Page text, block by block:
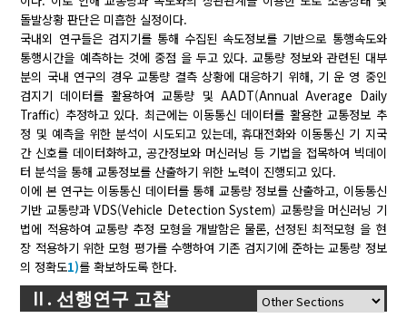
돌발상황 판단은 미흡한 실정이다.
국내외 연구들은 검지기를 통해 수집된 속도정보를 기반으로 통행속도와
통행시간을 예측하는 것에 중점 을 두고 있다. 교통량 정보와 관련된 대부
분의 국내 연구의 경우 교통량 결측 상황에 대응하기 위해, 기 운 영 중인
검지기 데이터를 활용하여 교통량 및 AADT(Annual Average Daily
Traffic) 추정하고 있다. 최근에는 이동통신 데이터를 활용한 교통정보 추
정 및 예측을 위한 분석이 시도되고 있는데, 휴대전화와 이동통신 기 지국
간 신호를 데이터화하고, 공간정보와 머신러닝 등 기법을 접목하여 빅데이
터 분석을 통해 교통정보를 산출하기 위한 노력이 진행되고 있다.
이에 본 연구는 이동통신 데이터를 통해 교통량 정보를 산출하고, 이동통신
기반 교통량과 VDS(Vehicle Detection System) 교통량을 머신러닝 기
법에 적용하여 교통량 추정 모형을 개발함은 물론, 선정된 최적모형 을 현
장 적용하기 위한 모형 평가를 수행하여 기존 검지기에 준하는 교통량 정보
의 정확도1)를 확보하도록 한다.
Ⅱ. 선행연구 고찰